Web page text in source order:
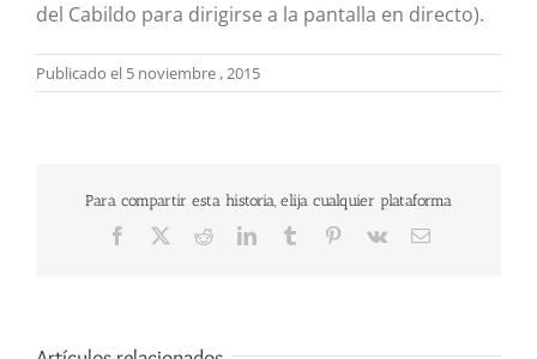
del Cabildo para dirigirse a la pantalla en directo).
Publicado el 5 noviembre , 2015
Para compartir esta historia, elija cualquier plataforma
Facebook RedditLinkedInTumblr Pinterest
Vk
Correo